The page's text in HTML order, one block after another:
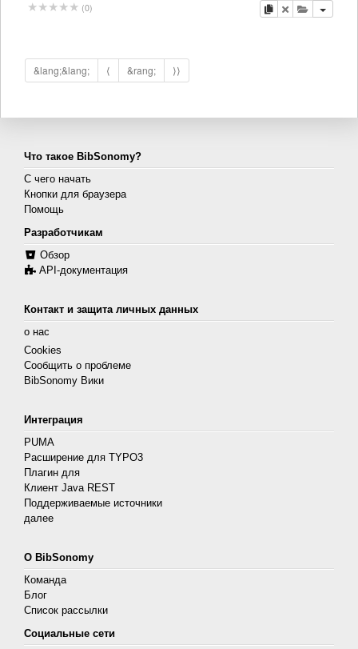
(0) копировать
удалитьдобавить
&lang;&lang; ⟨ &rang; ⟩⟩
Что такое BibSonomy?
С чего начать
Кнопки для браузера
Помощь
Разработчикам
Обзор
API-документация
Контакт и защита личных данных
о нас
Cookies
Сообщить о проблеме
BibSonomy Вики
Интеграция
PUMA
Расширение для TYPO3
Плагин для
Клиент Java REST
Поддерживаемые источники
далее
О BibSonomy
Команда
Блог
Список рассылки
Социальные сети